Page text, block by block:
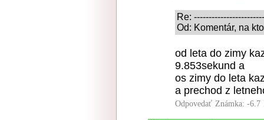
Re:
Od: Komentár, na
od leta do zimy
9.853sekund a
os zimy do leta
a prechod z
Odpovedať Známka: -6.7